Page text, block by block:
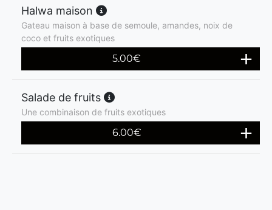
Halwa maison
Gateau maison à base de semoule, amandes, noix de
coco et fruits exotiques
5.00€
Salade de fruits
Une combinaison de fruits exotiques
6.00€